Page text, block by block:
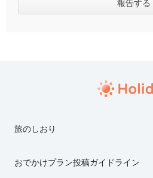
旅のしおり
おでかけプラン投稿ガイドライン